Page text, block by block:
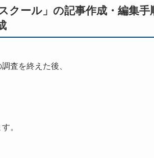
クール」の記事作成・編集
査を終えた後、
。